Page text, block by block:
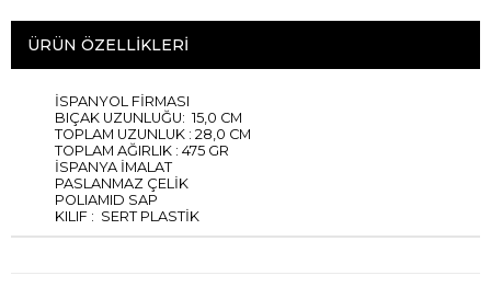
ÜRÜN ÖZELLIKLERI
İSPANYOL FİRMASI
BIÇAK UZUNLUĞU: 15,0 CM
TOPLAM UZUNLUK : 28,0 CM
TOPLAM AĞIRLIK : 475 GR
İSPANYA İMALAT
PASLANMAZ ÇELİK
POLIAMID SAP
KILIF : SERT PLASTİK